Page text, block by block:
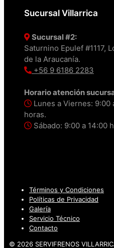
Sucursal Villarrica
Sucursal #2:
Saturnino Epulef #1117,
de la Araucanía.
+56 9 6186 2283
Horario atención
Lunes a Viernes: 9:00
horas.
Sábado: 9:00 a 14:00
Términos y Condiciones
Políticas de Privacidad
Galería
Servicio Técnico
Contacto
© 2026 SERVIFRENOS